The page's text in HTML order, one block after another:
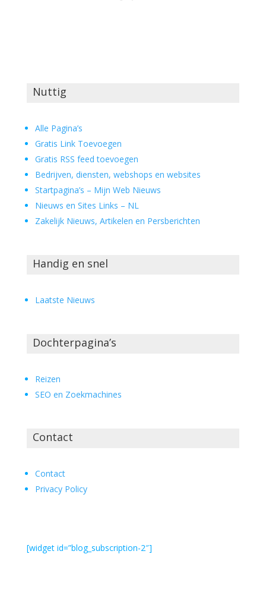
Nuttig
Alle Pagina’s
Gratis Link Toevoegen
Gratis RSS feed toevoegen
Bedrijven, diensten, webshops en websites
Startpagina’s – Mijn Web Nieuws
Nieuws en Sites Links – NL
Zakelijk Nieuws, Artikelen en Persberichten
Handig en snel
Laatste Nieuws
Dochterpagina’s
Reizen
SEO en Zoekmachines
Contact
Contact
Privacy Policy
[widget id=”blog_subscription-2″]